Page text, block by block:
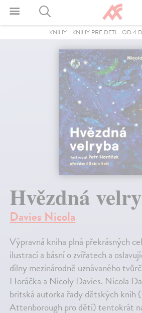
KNIHY - KNIHY PRE DETI - OD 4
Hvězdná
Davies Nicola
Výpravná kniha plná překrásných
ilustrací a básní o zvířatech a
dílny mezinárodně uznávaného
Horáčka a Nicoly Davies. Nicola
britská autorka řady dětských knih
Attenborough pro děti) tentokrát